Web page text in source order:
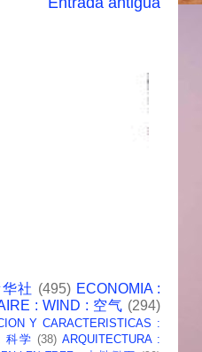
社 (495) ECONOMIA :
: WIND : 空气 (294)
Y CARACTERISTICAS :
科学 (38) ARQUITECTURA :